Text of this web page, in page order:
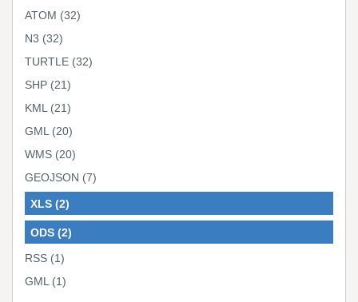
ATOM (32)
N3 (32)
TURTLE (32)
SHP (21)
KML (21)
GML (20)
WMS (20)
GEOJSON (7)
XLS (2)
ODS (2)
RSS (1)
GML (1)